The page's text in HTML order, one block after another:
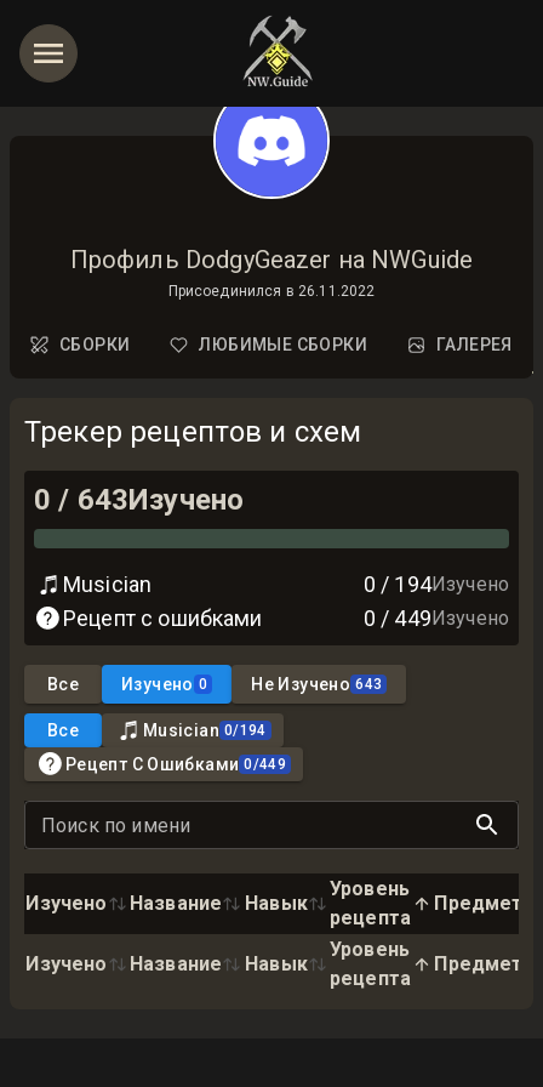
Профиль DodgyGeazer на NWGuide
Присоединился в 26.11.2022
СБОРКИ ЛЮБИМЫЕ СБОРКИ ГАЛЕРЕЯ
Трекер рецептов и схем
0 / 643Изучено
Musician 0 / 194Изучено
Рецепт с ошибками 0 / 449Изучено
Все Изучено 0 Не Изучено 643
Все Musician 0/194
Рецепт С Ошибками 0/449
Поиск по имени
Изучено Название Навык
Уровень
рецепта
Предмет
Изучено Название Навык
Уровень
рецепта
Предмет